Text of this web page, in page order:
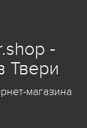
-
Твери
магазина